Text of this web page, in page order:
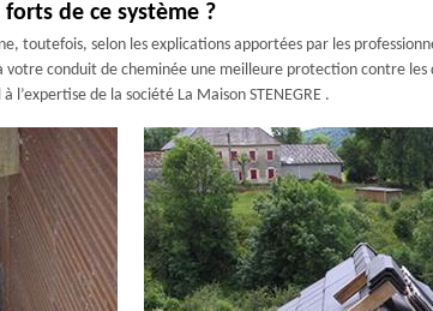
de ce système ?
toutefois, selon les explications apportées par les
conduit de cheminée une meilleure protection contre les
de la société La Maison STENEGRE .